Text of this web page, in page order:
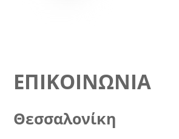
ΕΠΙΚΟΙΝΩΝΊΑ
Θεσσαλονίκη